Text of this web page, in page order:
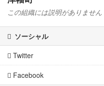
この組織には説明がありません
ソーシャル
Twitter
Facebook